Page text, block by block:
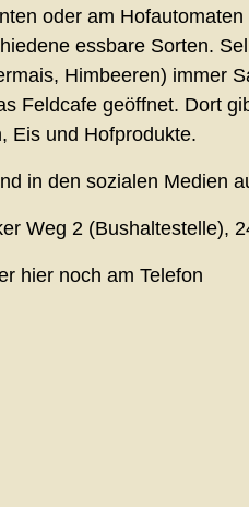
oder am
essbare Sorten.
Himbeeren) immer
Feldcafe geöffnet. Dort
Eis und Hofprodukte.
in den sozialen Medien
Weg 2 (Bushaltestelle),
hier noch am Telefon